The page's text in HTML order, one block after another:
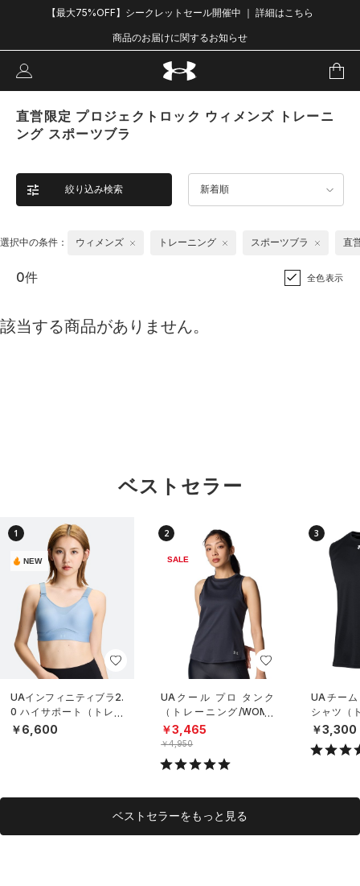
【最大75%OFF】シークレットセール開催中 ｜ 詳細はこちら
商品のお届けに関するお知らせ
直営限定 プロジェクトロック ウィメンズ トレーニ
ング スポーツブラ
絞り込み検索 新着順
選択中の条件： ウィメンズ トレーニング スポーツブラ 直
0件 全色表示
該当する商品がありません。
ベストセラー
1
NEW
UAインフィニティブラ2.
0 ハイサポート（トレー
ニング/WOMEN）
￥6,600
2
SALE
UAクール プロ タンク
（トレーニング/WOME
N）
￥3,465
￥4,950
3
UAチー
シャツ（
NISEX）
￥3,300
ベストセラーをもっと見る